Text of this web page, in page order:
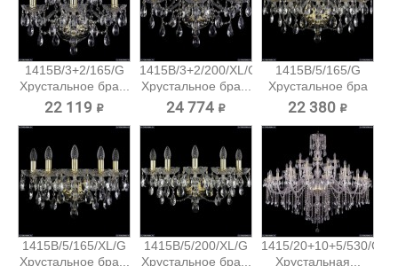
1415B/3+2/165/G
Хрустальное бра...
22 119 ₽
1415B/3+2/200/XL/G
Хрустальное бра...
24 774 ₽
1415B/5/165/G
Хрустальное бра
Bohemia...
22 380 ₽
1415B/5/165/XL/G
Хрустальное бра...
1415B/5/200/XL/G
Хрустальное бра...
1415/20+10+5/530/G
Хрустальная...